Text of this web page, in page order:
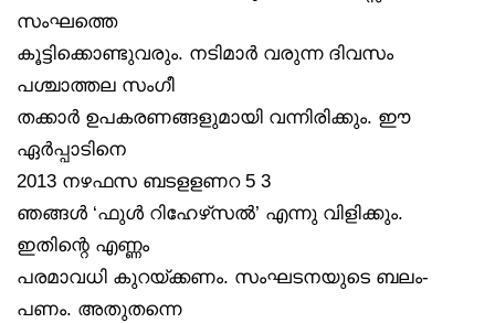
സംഘത്തെ
കൂട്ടിക്കൊണ്ടുവരും. നടിമാർ വരുന്ന ദിവസം
പശ്ചാത്തല സംഗീ
തക്കാർ ഉപകരണങ്ങളുമായി വന്നിരിക്കും. ഈ
ഏർപ്പാടിനെ
2013 നഴഫസ ബടളളണറ 5 3
ഞങ്ങൾ ‘ഫുൾ റിഹേഴ്‌സൽ’ എന്നു വിളിക്കും.
ഇതിന്റെ എണ്ണം
പരമാവധി കുറയ്ക്കണം. സംഘടനയുടെ ബലം-
പണം. അതുതന്നെ